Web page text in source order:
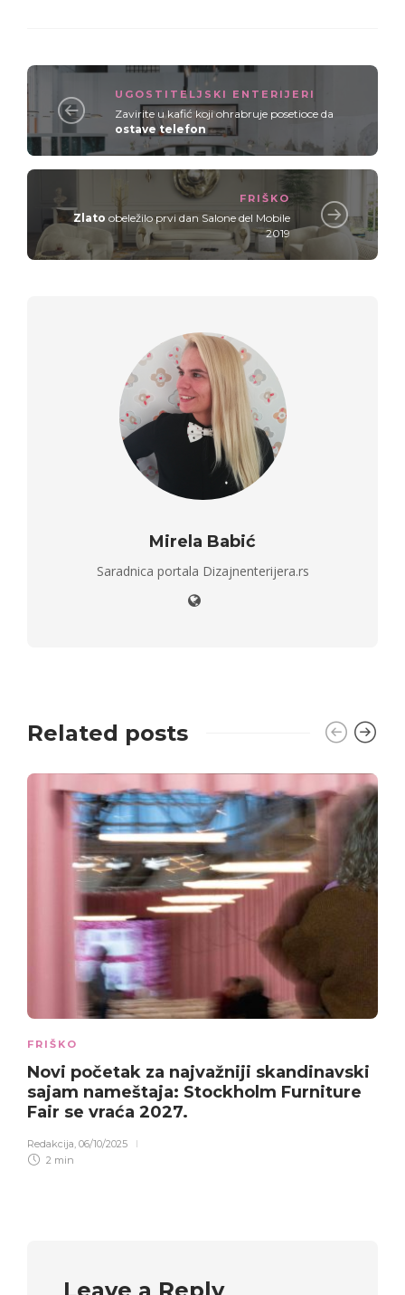
UGOSTITELJSKI ENTERIJERI
Zavirite u kafić koji ohrabruje posetioce da
ostave telefon
FRIŠKO
Zlato obeležilo prvi dan Salone del Mobile
2019
Mirela Babić
Saradnica portala Dizajnenterijera.rs
Related posts
FRIŠKO
Novi početak za najvažniji skandinavski
sajam nameštaja: Stockholm Furniture
Fair se vraća 2027.
Redakcija, 06/10/2025
2 min